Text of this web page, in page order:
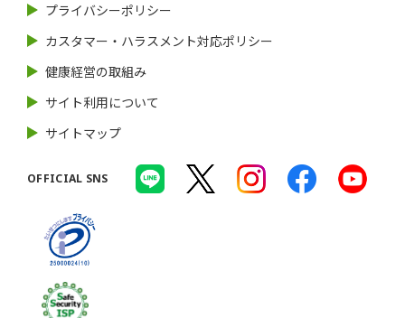
プライバシーポリシー
カスタマー・ハラスメント対応ポリシー
健康経営の取組み
サイト利用について
サイトマップ
OFFICIAL SNS